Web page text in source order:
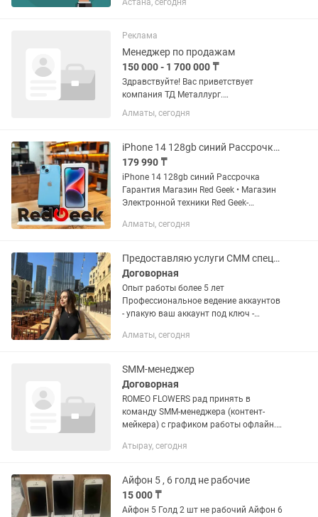
дефектами — любых брендов: 📲
Астана, сегодня
Реклама
Менеджер по продажам
150 000 - 1 700 000 ₸
Здравствуйте! Вас приветствует
компания ТД Металлург.
Фиксированный оклад 150.000 тг/мес
Щедрые проценты от прибыли от 25-
Также при выполнении турбо планов...
Алматы, сегодня
iPhone 14 128gb синий Рассрочка Гарантия Магазин Red Geek
179 990 ₸
iPhone 14 128gb синий Рассрочка
Гарантия Магазин Red Geek • Магазин
Электронной техники Red Geek-
по самым выгодным ценам •
Алматы, сегодня
Предоставляю услуги СММ специалиста Мобилографа/Таргетолога
Договорная
Опыт работы более 5 лет
Профессиональное ведение аккаунтов
- упакую ваш аккаунт под ключ -
(Stories Пост Reels) - Фото/видео съемки
Алматы, сегодня
SMM-менеджер
Договорная
ROMEO FLOWERS рад принять в
команду SMM-менеджера (контент-
мейкера) с графиком работы офлайн.
готового специалиста с опытом
компании ⬇️ С...
Атырау, сегодня
Айфон 5 , 6 голд не рабочие
15 000 ₸
Айфон 5 Голд 2 шт не рабочий Айфон 6